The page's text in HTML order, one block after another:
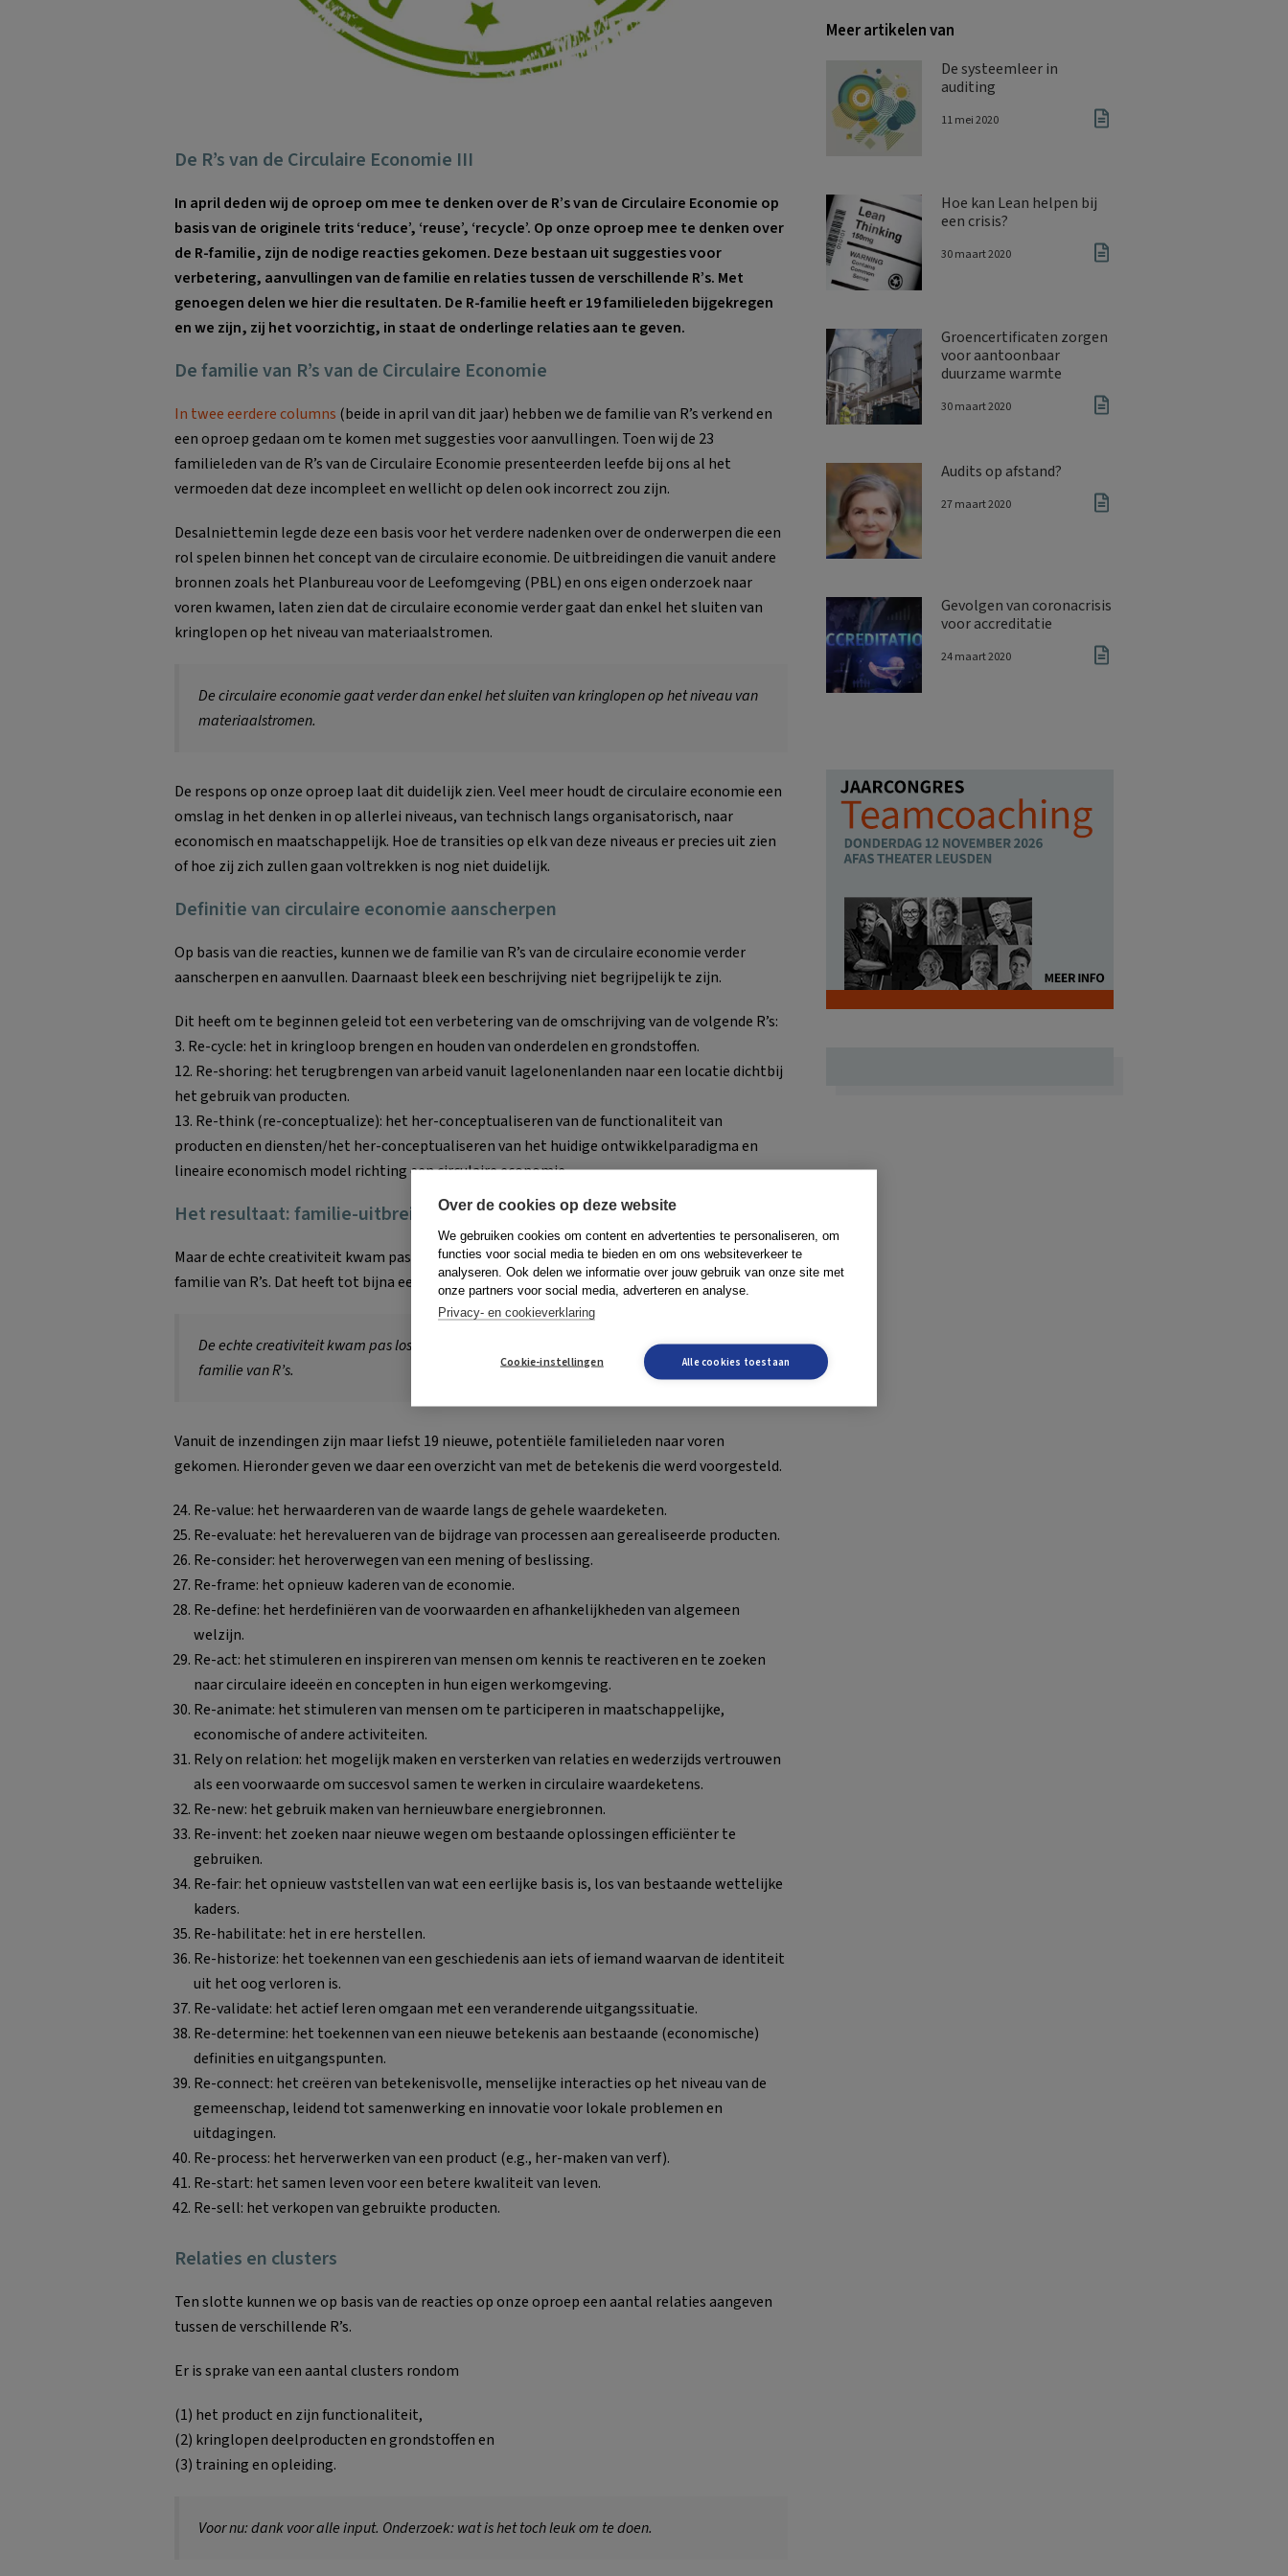
De R’s van de Circulaire Economie III
In april deden wij de oproep om mee te denken over de R’s van de Circulaire Economie op
basis van de originele trits ‘reduce’, ‘reuse’, ‘recycle’. Op onze oproep mee te denken over
de R-familie, zijn de nodige reacties gekomen. Deze bestaan uit suggesties voor
verbetering, aanvullingen van de familie en relaties tussen de verschillende R’s. Met
genoegen delen we hier die resultaten. De R-familie heeft er 19 familieleden bijgekregen
en we zijn, zij het voorzichtig, in staat de onderlinge relaties aan te geven.
De familie van R’s van de Circulaire Economie
In twee eerdere columns (beide in april van dit jaar) hebben we de familie van R’s verkend en
een oproep gedaan om te komen met suggesties voor aanvullingen. Toen wij de 23
familieleden van de R’s van de Circulaire Economie presenteerden leefde bij ons al het
vermoeden dat deze incompleet en wellicht op delen ook incorrect zou zijn.
Desalniettemin legde deze een basis voor het verdere nadenken over de onderwerpen die een
rol spelen binnen het concept van de circulaire economie. De uitbreidingen die vanuit andere
bronnen zoals het Planbureau voor de Leefomgeving (PBL) en ons eigen onderzoek naar
voren kwamen, laten zien dat de circulaire economie verder gaat dan enkel het sluiten van
kringlopen op het niveau van materiaalstromen.
De circulaire economie gaat verder dan enkel het sluiten van kringlopen op het niveau van
materiaalstromen.
De respons op onze oproep laat dit duidelijk zien. Veel meer houdt de circulaire economie een
omslag in het denken in op allerlei niveaus, van technisch langs organisatorisch, naar
economisch en maatschappelijk. Hoe de transities op elk van deze niveaus er precies uit zien
of hoe zij zich zullen gaan voltrekken is nog niet duidelijk.
Definitie van circulaire economie aanscherpen
Op basis van die reacties, kunnen we de familie van R’s van de circulaire economie verder
aanscherpen en aanvullen. Daarnaast bleek een beschrijving niet begrijpelijk te zijn.
Dit heeft om te beginnen geleid tot een verbetering van de omschrijving van de volgende R’s:
3. Re-cycle: het in kringloop brengen en houden van onderdelen en grondstoffen.
12. Re-shoring: het terugbrengen van arbeid vanuit lagelonenlanden naar een locatie dichtbij
het gebruik van producten.
13. Re-think (re-conceptualize): het her-conceptualiseren van de functionaliteit van
producten en diensten/het her-conceptualiseren van het huidige ontwikkelparadigma en
lineaire economisch model richting een circulaire economie.
Het resultaat: familie-uitbreiding
Maar de echte creativiteit kwam pas los naar aanleiding van de vraag naar aanvullingen op de
familie van R’s. Dat heeft tot bijna een verdubbeling geleid.
De echte creativiteit kwam pas los naar aanleiding van de vraag naar aanvullingen op de
familie van R’s.
Vanuit de inzendingen zijn maar liefst 19 nieuwe, potentiële familieleden naar voren
gekomen. Hieronder geven we daar een overzicht van met de betekenis die werd voorgesteld.
Re-value: het herwaarderen van de waarde langs de gehele waardeketen.
Re-evaluate: het herevalueren van de bijdrage van processen aan gerealiseerde producten.
Re-consider: het heroverwegen van een mening of beslissing.
Re-frame: het opnieuw kaderen van de economie.
Re-define: het herdefiniëren van de voorwaarden en afhankelijkheden van algemeen
welzijn.
Re-act: het stimuleren en inspireren van mensen om kennis te reactiveren en te zoeken
naar circulaire ideeën en concepten in hun eigen werkomgeving.
Re-animate: het stimuleren van mensen om te participeren in maatschappelijke,
economische of andere activiteiten.
Rely on relation: het mogelijk maken en versterken van relaties en wederzijds vertrouwen
als een voorwaarde om succesvol samen te werken in circulaire waardeketens.
Re-new: het gebruik maken van hernieuwbare energiebronnen.
Re-invent: het zoeken naar nieuwe wegen om bestaande oplossingen efficiënter te
gebruiken.
Re-fair: het opnieuw vaststellen van wat een eerlijke basis is, los van bestaande wettelijke
kaders.
Re-habilitate: het in ere herstellen.
Re-historize: het toekennen van een geschiedenis aan iets of iemand waarvan de identiteit
uit het oog verloren is.
Re-validate: het actief leren omgaan met een veranderende uitgangssituatie.
Re-determine: het toekennen van een nieuwe betekenis aan bestaande (economische)
definities en uitgangspunten.
Re-connect: het creëren van betekenisvolle, menselijke interacties op het niveau van de
gemeenschap, leidend tot samenwerking en innovatie voor lokale problemen en
uitdagingen.
Re-process: het herverwerken van een product (e.g., her-maken van verf).
Re-start: het samen leven voor een betere kwaliteit van leven.
Re-sell: het verkopen van gebruikte producten.
Relaties en clusters
Ten slotte kunnen we op basis van de reacties op onze oproep een aantal relaties aangeven
tussen de verschillende R’s.
Er is sprake van een aantal clusters rondom
(1) het product en zijn functionaliteit,
(2) kringlopen deelproducten en grondstoffen en
(3) training en opleiding.
Voor nu: dank voor alle input. Onderzoek: wat is het toch leuk om te doen.
Meer artikelen van
De systeemleer in
auditing
11 mei 2020
Hoe kan Lean helpen bij
een crisis?
30 maart 2020
Groencertificaten zorgen
voor aantoonbaar
duurzame warmte
30 maart 2020
Audits op afstand?
27 maart 2020
Gevolgen van coronacrisis
voor accreditatie
24 maart 2020
Over de cookies op deze website
We gebruiken cookies om content en advertenties te personaliseren, om
functies voor social media te bieden en om ons websiteverkeer te
analyseren. Ook delen we informatie over jouw gebruik van onze site met
onze partners voor social media, adverteren en analyse.
Privacy- en cookieverklaring
Cookie-instellingen Alle cookies toestaan